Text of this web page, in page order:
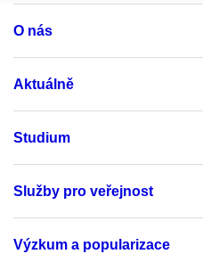
O nás
Aktuálně
Studium
Služby pro veřejnost
Výzkum a popularizace